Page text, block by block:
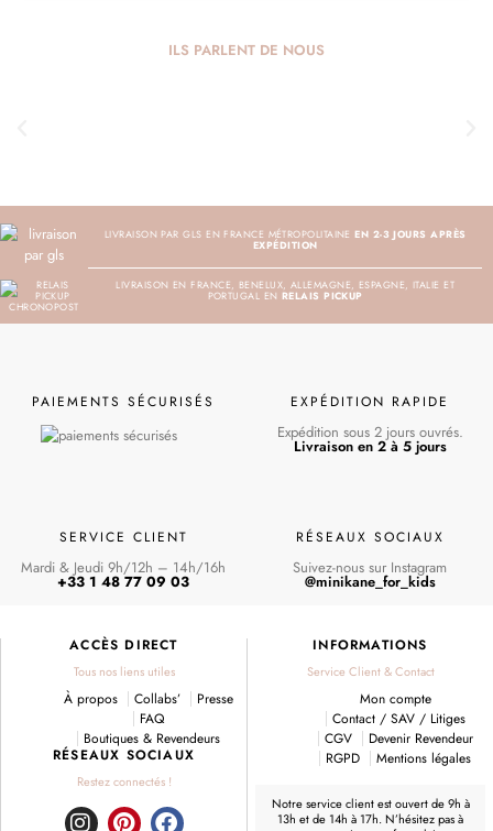
ILS PARLENT DE NOUS
LIVRAISON PAR GLS EN FRANCE MÉTROPOLITAINEEN 2-3 JOURS APRÈS
EXPÉDITION
LIVRAISON EN FRANCE, BENELUX, ALLEMAGNE, ESPAGNE, ITALIE ET
PORTUGAL EN RELAIS PICKUP
PAIEMENTS SÉCURISÉS EXPÉDITION RAPIDE
Expédition sous 2 jours ouvrés.
Livraison en 2 à 5 jours
SERVICE CLIENT
Mardi & Jeudi 9h/12h – 14h/16h
+33 1 48 77 09 03
RÉSEAUX SOCIAUX
Suivez-nous sur Instagram
@minikane_for_kids
ACCÈS DIRECT
Tous nos liens utiles
À propos Collabs’
Presse
FAQ
Boutiques & Revendeurs
RÉSEAUX SOCIAUX
Restez connectés !
INFORMATIONS
Service Client & Contact
Mon compte
Contact / SAV / Litiges
CGV
Devenir Revendeur
RGPD
Mentions légales
Notre service client est ouvert de 9h à
13h et de 14h à 17h. N’hésitez pas à